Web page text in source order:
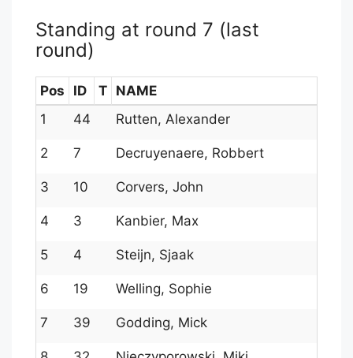
Standing at round 7 (last
round)
Pos ID T NAME
1
44 Rutten, Alexander
2 7 Decruyenaere, Robbert
3 10 Corvers, John
4 3 Kanbier, Max
5 4 Steijn, Sjaak
6 19 Welling, Sophie
7 39 Godding, Mick